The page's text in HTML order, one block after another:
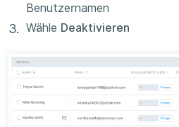
Benutzernamen
Wähle Deaktivieren